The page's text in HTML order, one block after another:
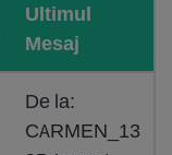
Ultimul
Mesaj
De la:
CARMEN_13